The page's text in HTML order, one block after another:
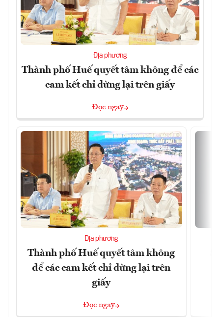
Địa phương
Thành phố Huế quyết tâm không để các
cam kết chỉ dừng lại trên giấy
Đọc ngay
Địa phương
Thành phố Huế quyết tâm không
để các cam kết chỉ dừng lại trên
giấy
Đọc ngay